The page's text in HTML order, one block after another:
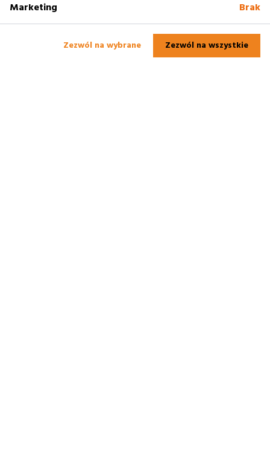
Marketing Brak
Zezwól na wybrane Zezwól na wszystkie